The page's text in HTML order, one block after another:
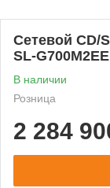
Сетевой CD/
SL-
В наличии
Розница
2 284